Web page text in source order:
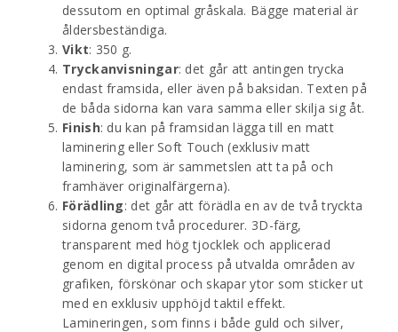
dessutom en optimal gråskala. Bägge material är
åldersbeständiga.
Vikt: 350 g.
Tryckanvisningar: det går att antingen trycka
endast framsida, eller även på baksidan. Texten på
de båda sidorna kan vara samma eller skilja sig åt.
Finish: du kan på framsidan lägga till en matt
laminering eller Soft Touch (exklusiv matt
laminering, som är sammetslen att ta på och
framhäver originalfärgerna).
Förädling: det går att förädla en av de två tryckta
sidorna genom två procedurer. 3D-färg,
transparent med hög tjocklek och applicerad
genom en digital process på utvalda områden av
grafiken, förskönar och skapar ytor som sticker ut
med en exklusiv upphöjd taktil effekt.
Lamineringen, som finns i både guld och silver,